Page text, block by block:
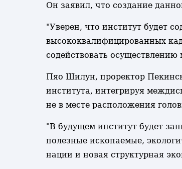
Он заявил, что создание
"Уверен, что институт будет
высококвалифицированных
содействовать
Пяо Шилун, проректор
института, интегрируя
не в месте расположения
"В будущем институт будет
полезные ископаемые,
нации и новая структурная